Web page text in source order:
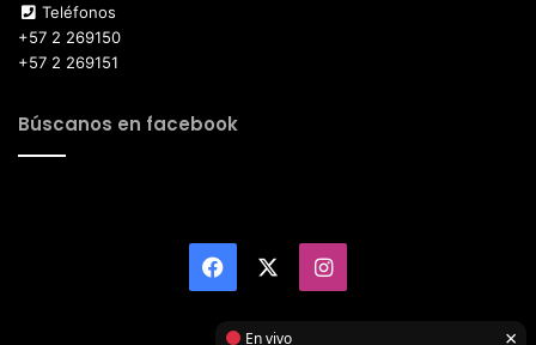
Teléfonos
+57 2 269150
+57 2 269151
Búscanos en facebook
Facebook Instagram
En vivo ×